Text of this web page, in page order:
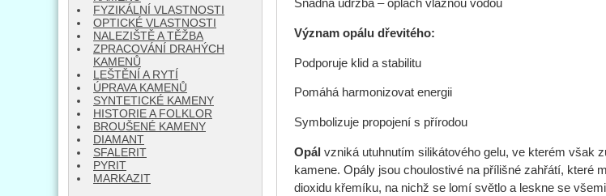
Snadná údržba – oplach vlažnou vodou
Význam opálu dřevitého:
Podporuje klid a stabilitu
Pomáhá harmonizovat energii
Symbolizuje propojení s přírodou
Opál vzniká utuhnutím silikátového gelu, ve kterém však
kamene. Opály jsou choulostivé na přílišné zahřátí, které
dioxidu křemíku, na nichž se lomí světlo a leskne se
FYZIKÁLNÍ VLASTNOSTI
OPTICKÉ VLASTNOSTI
NALEZIŠTĚ A TĚŽBA
ZPRACOVÁNÍ DRAHÝCH
KAMENŮ
LEŠTĚNÍ A RYTÍ
ÚPRAVA KAMENŮ
SYNTETICKÉ KAMENY
HISTORIE A FOLKLOR
BROUŠENÉ KAMENY
DIAMANT
SFALERIT
PYRIT
MARKAZIT